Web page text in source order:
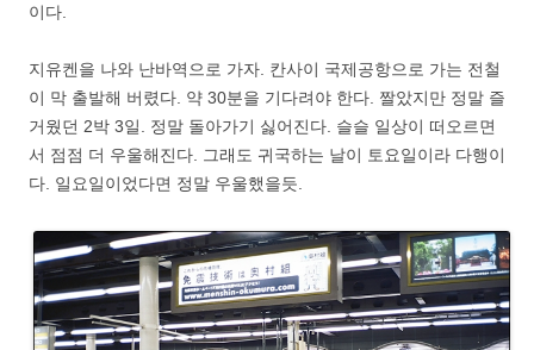
이다.
지유켄을 나와 난바역으로 가자. 칸사이 국제공항으로 가는 전철
이 막 출발해 버렸다. 약 30분을 기다려야 한다. 짤았지만 정말 즐
거웠던 2박 3일. 정말 돌아가기 싫어진다. 슬슬 일상이 떠오르면
서 점점 더 우울해진다. 그래도 귀국하는 날이 토요일이라 다행이
다. 일요일이었다면 정말 우울했을듯.